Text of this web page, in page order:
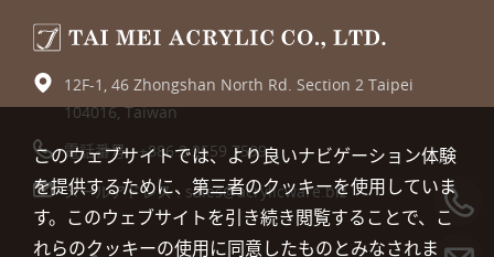
12F-1, 46 Zhongshan North Rd. Section 2 Taipei
104016, Taiwan
電話番号 :+886 2 2559 7599
メールアドレス : sales@acrylicware.biz
このウェブサイトでは、より良いナビゲーション体験
を提供するために、第三者のクッキーを使用していま
す。このウェブサイトを引き続き閲覧することで、こ
れらのクッキーの使用に同意したものとみなされま